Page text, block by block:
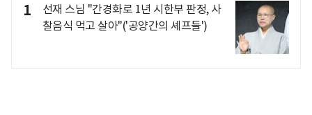
1
선재 스님 "간경화로 1년 시한부 판정, 사
찰음식 먹고 살아"('공양간의 셰프들')